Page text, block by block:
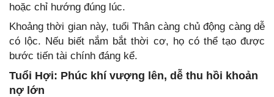
hoặc chỉ hướng đúng lúc.
Khoảng thời gian này, tuổi Thân càng chủ động càng dễ
có lộc. Nếu biết nắm bắt thời cơ, họ có thể tạo được
bước tiến tài chính đáng kể.
Tuổi Hợi: Phúc khí vượng lên, dễ thu hồi khoản
nợ lớn